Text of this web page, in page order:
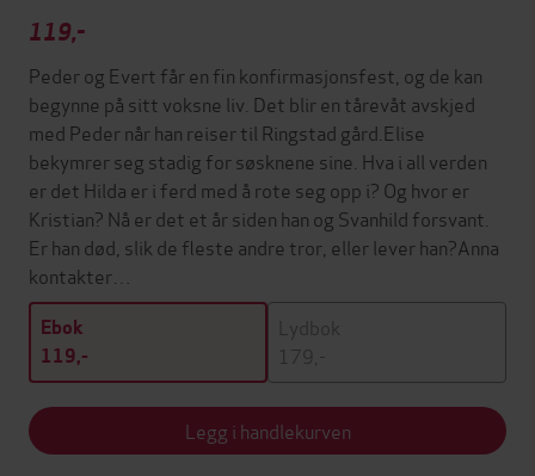
119,-
Peder og Evert får en fin konfirmasjonsfest, og de kan
begynne på sitt voksne liv. Det blir en tårevåt avskjed
med Peder når han reiser til Ringstad gård.Elise
bekymrer seg stadig for søsknene sine. Hva i all verden
er det Hilda er i ferd med å rote seg opp i? Og hvor er
Kristian? Nå er det et år siden han og Svanhild forsvant.
Er han død, slik de fleste andre tror, eller lever han?Anna
kontakter…
Ebok
119,-
Lydbok
179,-
Legg i handlekurven